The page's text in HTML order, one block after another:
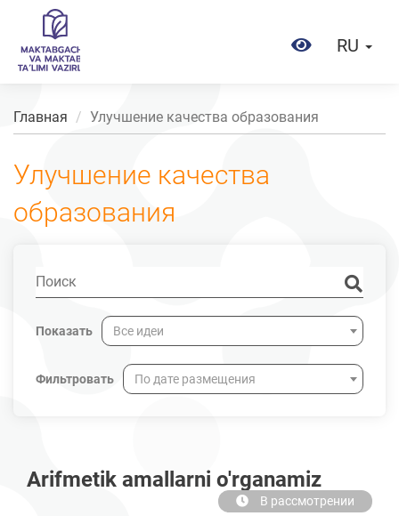
RU
Главная Улучшение качества образования
Улучшение качества
образования
Показать Все идеи
Фильтровать По дате размещения
Arifmetik amallarni o'rganamiz
В рассмотрении